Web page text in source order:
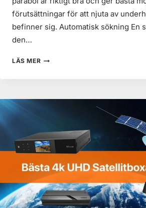
förutsättningar för att njuta av
befinner sig. Automatisk sökning En
den…
LÄS MERMEGASAT
85
RECENSION